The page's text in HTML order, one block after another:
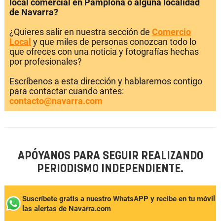
local comercial en Pamplona o alguna localidad
de Navarra?
¿Quieres salir en nuestra sección de Comercio
Local y que miles de personas conozcan todo lo
que ofreces con una noticia y fotografías hechas
por profesionales?
Escríbenos a esta dirección y hablaremos contigo
para contactar cuando antes:
contacto@navarra.com
APÓYANOS PARA SEGUIR REALIZANDO
PERIODISMO INDEPENDIENTE.
Suscríbete gratis a nuestro WhatsAPP y recibe en tu móvil
las alertas de Navarra.com